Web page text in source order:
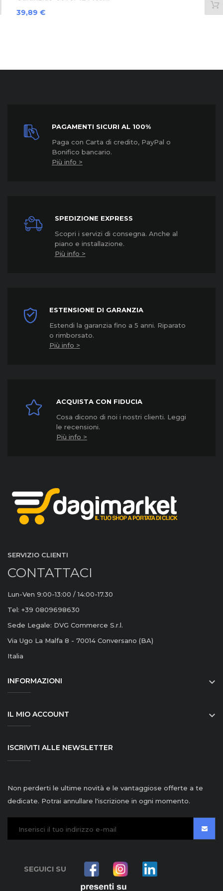
Prezzo
39,89 €
PAGAMENTI SICURI AL 100%
Paga con Carta di credito, PayPal o
Bonifico bancario.
Più info >
SPEDIZIONE EXPRESS
Scopri i servizi di consegna. Anche al
piano e installazione.
Più info >
ESTENSIONE DI GARANZIA
Estendi la garanzia fino a 5 anni. Riparato
o rimborsato.
Più info >
ACQUISTA CON FIDUCIA
Cosa dicono di noi i nostri clienti. Leggi
le recensioni.
Più info >
SERVIZIO CLIENTI
CONTATTACI
Lun-Ven 9:00-13:00 / 14:00-17.30
Tel: +39 0809698630
Sede Legale: DVG Commerce S.r.l.
Via Ugo La Malfa 8 - 70014 Conversano (BA)
Italia
INFORMAZIONI 
IL MIO ACCOUNT 
ISCRIVITI ALLE NEWSLETTER
Non perderti le ultime novità e le vantaggiose offerte a te
dedicate. Potrai annullare l'iscrizione in ogni momento.
SEGUICI SU